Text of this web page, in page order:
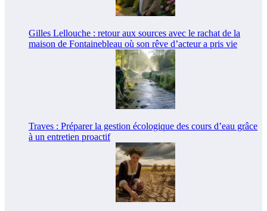
Gilles Lellouche : retour aux sources avec le rachat de la
maison de Fontainebleau où son rêve d’acteur a pris vie
Traves : Préparer la gestion écologique des cours d’eau grâce
à un entretien proactif